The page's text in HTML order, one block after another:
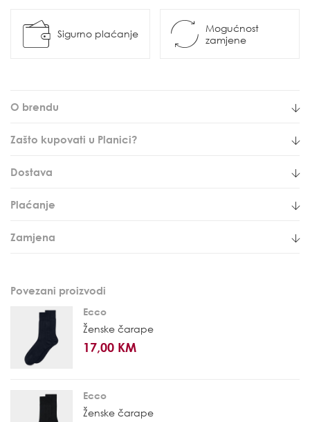
Sigurno plaćanje
Mogućnost
zamjene
O brendu
Zašto kupovati u Planici?
Dostava
Plaćanje
Zamjena
Povezani proizvodi
Ecco
Ženske čarape
17,00 KM
Ecco
Ženske čarape